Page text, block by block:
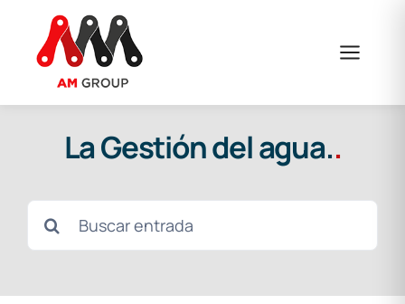
contenido
La Gestión del agua..
Buscar: